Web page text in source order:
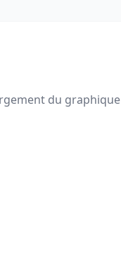
du graphique